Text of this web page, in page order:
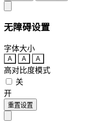
无障碍设置
字体大小
A A A
高对比度模式
关
开
重置设置